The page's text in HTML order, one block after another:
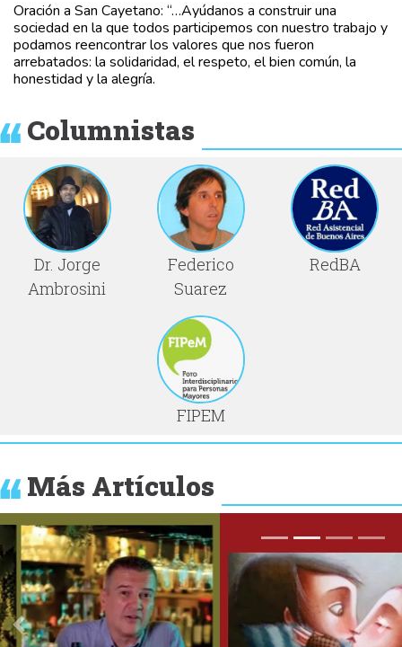
Oración a San Cayetano: “…Ayúdanos a construir una
sociedad en la que todos participemos con nuestro trabajo y
podamos reencontrar los valores que nos fueron
arrebatados: la solidaridad, el respeto, el bien común, la
honestidad y la alegría.
Columnistas
Dr. Jorge
Ambrosini
Federico
Suarez
RedBA
FIPEM
Más Artículos
Anterior